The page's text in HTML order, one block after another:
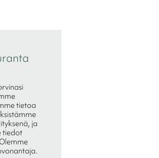
tietoa
ja
tiedot